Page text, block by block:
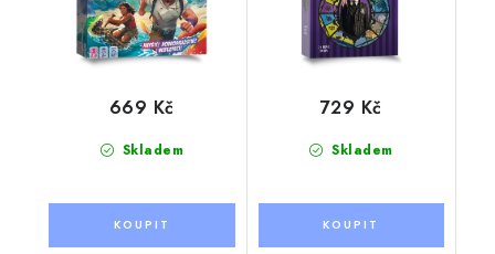
Skladem
669 Kč
Skladem
729 Kč